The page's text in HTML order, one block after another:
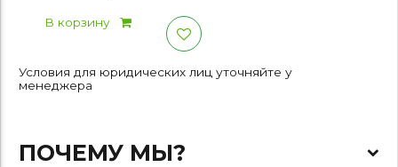
В корзину
Условия для юридических лиц уточняйте у
менеджера
ПОЧЕМУ МЫ?